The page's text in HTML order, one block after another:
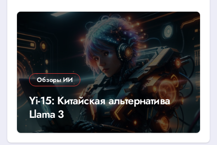
Обзоры ИИ
Yi-15: Китайская альтернатива
Llama 3